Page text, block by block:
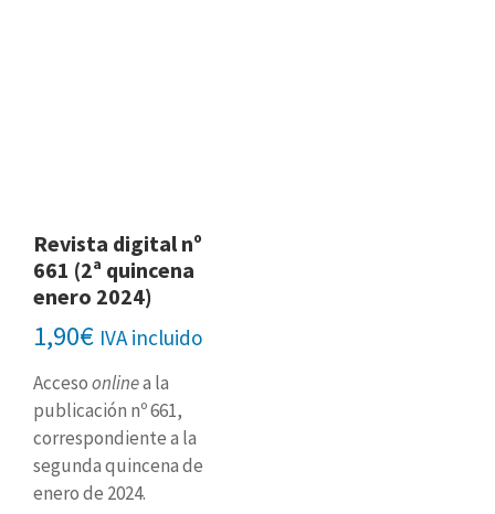
Revista digital nº
661 (2ª quincena
enero 2024)
1,90€ IVA incluido
Accesoonlinea la
publicación nº 661,
correspondiente a la
segunda quincena de
enero de 2024.